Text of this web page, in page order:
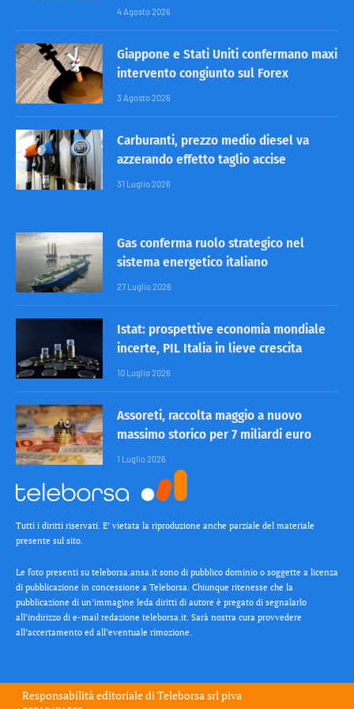
4 Agosto 2026
Giappone e Stati Uniti confermano maxi
intervento congiunto sul Forex
3 Agosto 2026
Carburanti, prezzo medio diesel va
azzerando effetto taglio accise
31 Luglio 2026
Gas conferma ruolo strategico nel
sistema energetico italiano
27 Luglio 2026
Istat: prospettive economia mondiale
incerte, PIL Italia in lieve crescita
10 Luglio 2026
Assoreti, raccolta maggio a nuovo
massimo storico per 7 miliardi euro
1 Luglio 2026
Tutti i diritti riservati. E’ vietata la riproduzione anche parziale del materiale
presente sul sito.
Le foto presenti su teleborsa.ansa.it sono di pubblico dominio o soggette a licenza
di pubblicazione in concessione a Teleborsa. Chiunque ritenesse che la
pubblicazione di un’immagine leda diritti di autore è pregato di segnalarlo
all’indirizzo di e-mail redazione teleborsa.it. Sarà nostra cura provvedere
all’accertamento ed all’eventuale rimozione.
Responsabilità editoriale diTeleborsa srlpiva